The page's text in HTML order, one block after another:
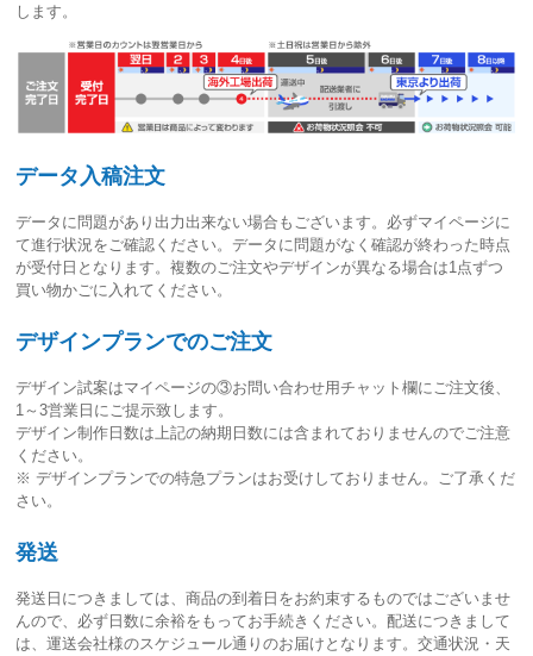
します。
データ入稿注文
データに問題があり出力出来ない場合もございます。必ずマイページに
て進行状況をご確認ください。データに問題がなく確認が終わった時点
が受付日 となります。複数のご注文やデザインが異なる場合は1点ずつ
買い物かごに入れてください。
デザインプランでのご注文
デザイン試案はマイページの③お問い合わせ用チャット欄にご注文後、
1～3営業日 にご提示致します。
デザイン制作日数は上記の納期日数には含まれておりませんのでご注意
ください。
※ デザインプランでの特急プランはお受けしておりません。ご了承くだ
さい。
発送
発送日につきましては、商品の到着日をお約束するものではございませ
んので、必ず日数に余裕をもってお手続きください。配送につきまして
は、運送会社様のスケジュール通りのお届けとなります。交通状況・天